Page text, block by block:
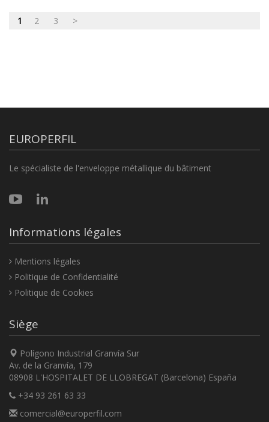
1 2 3 >
EUROPERFIL
Le spécialiste de l'enveloppe métallique du bâtiment
Informations légales
Mentions légales
Politique de Confidentialité
Politique de Cookies
Siège
Polígono Industrial Granvía Sur
Av. de la Granvía, 179
08908 L'HOSPITALET DE LLOBREGAT (Barcelona) España
+34 93 261 63 33
comercial@europerfil.com